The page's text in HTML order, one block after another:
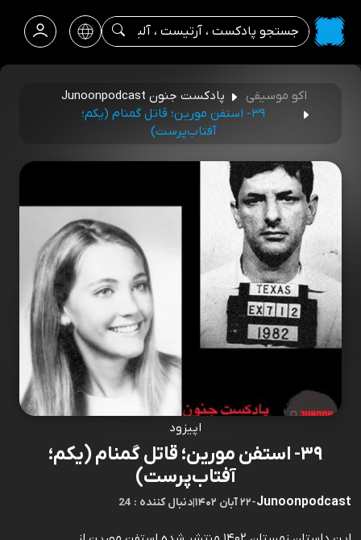
اکو موسیقی
پادکست جنون Junoonpodcast
۳۹- استفن مورین؛ قاتل گمنام (یکم؛
آفتاب‌پرست)
اپیزود
۳۹- استفن مورین؛ قاتل گمنام (یکم؛
آفتاب‌پرست)
Junoonpodcast
-۲۲ آبان ۱۴۰۲ |24 : دنبال کننده